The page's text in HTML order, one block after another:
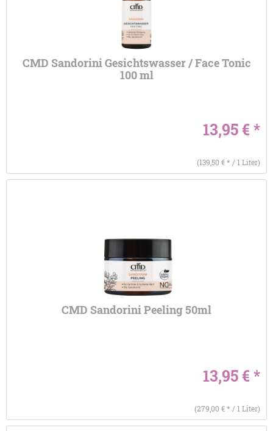
CMD Sandorini Gesichtswasser / Face Tonic
100 ml
13,95 € *
(139,50 € * / 1 Liter)
CMD Sandorini Peeling 50ml
13,95 € *
(279,00 € * / 1 Liter)